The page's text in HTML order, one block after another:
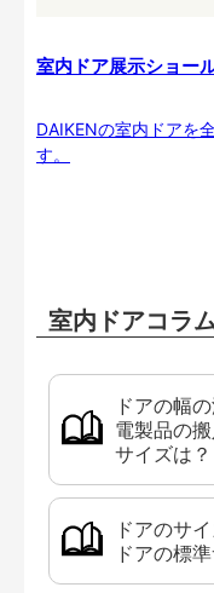
室内ドア展示ショー
DAIKENの室内ドアを
す。
室内ドアコラ
ドアの幅
電製品の
サイズは？
ドアのサ
ドアの標